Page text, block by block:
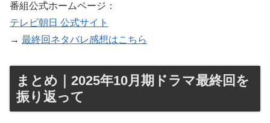
番組公式ホームページ：
テレビ朝日 公式サイト
→ 最終回ネタバレ感想はこちら
まとめ｜2025年10月期ドラマ最終回を
振り返って